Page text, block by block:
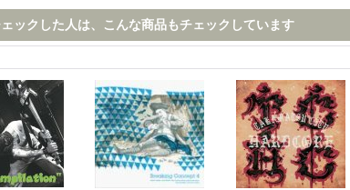
ックした人は、こんな商品もチェックしています